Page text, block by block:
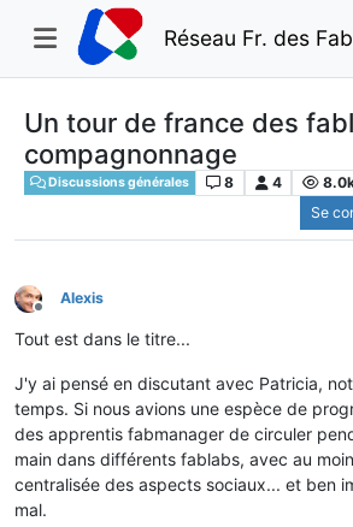
Réseau Fr. des
Un tour de france des
compagnonnage
Discussions générales 8 4
Se
Hors-ligne
Alexis
Tout est dans le titre...
J'y ai pensé en discutant avec Patricia,
temps. Si nous avions une espèce de
des apprentis fabmanager de circuler
main dans différents fablabs, avec au
centralisée des aspects sociaux... et ben
mal.